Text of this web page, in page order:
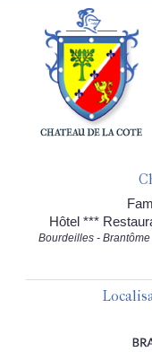
Hôtel ***
Bourdeilles -